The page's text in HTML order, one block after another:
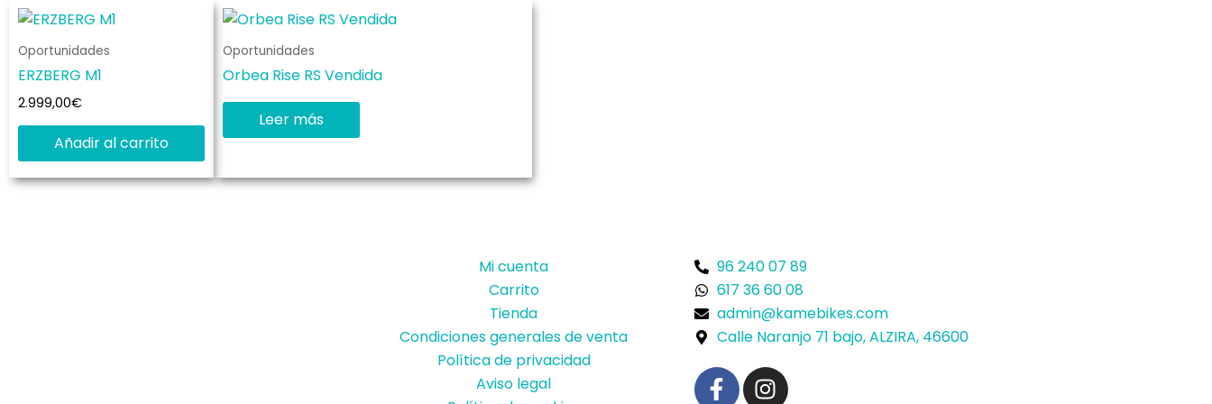
Oportunidades
ERZBERG M1
2.999,00€
Añadir al carrito
Oportunidades
Orbea Rise RS Vendida
Leer más
Mi cuenta
Carrito
Tienda
Condiciones generales de venta
Política de privacidad
Aviso legal
96 240 07 89
617 36 60 08
admin@kamebikes.com
Calle Naranjo 71 bajo, ALZIRA, 46600
F I